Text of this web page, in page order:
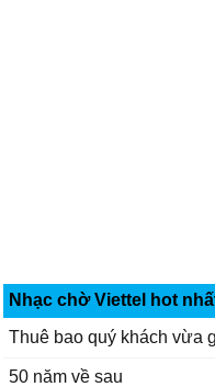
Nhạc chờ Viettel hot
Thuê bao quý khách vừa
50 năm về sau